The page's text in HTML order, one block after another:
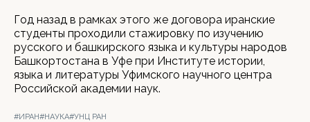
Год назад в рамках этого же договора иранские
студенты проходили стажировку по изучению
русского и башкирского языка и культуры народов
Башкортостана в Уфе при Институте истории,
языка и литературы Уфимского научного центра
Российской академии наук.
#ИРАН#НАУКА#УНЦ РАН